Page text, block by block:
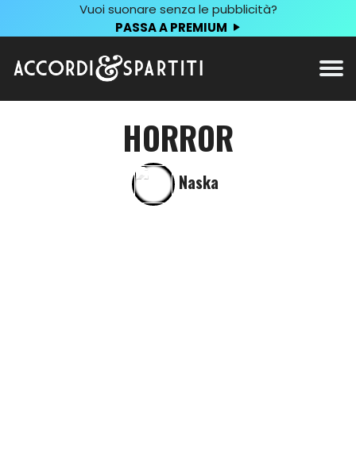
Vuoi suonare senza le pubblicità?
PASSA A PREMIUM
HORROR
Naska